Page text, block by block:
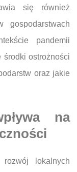
się również
pandemii
środki ostrożności
oraz jakie
na
lokalnych